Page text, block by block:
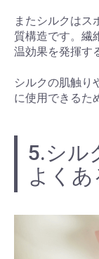
またシルクはス
質構造です。繊
温効果を発揮す
シルクの肌触り
に使用できるた
5.シル
よくあ